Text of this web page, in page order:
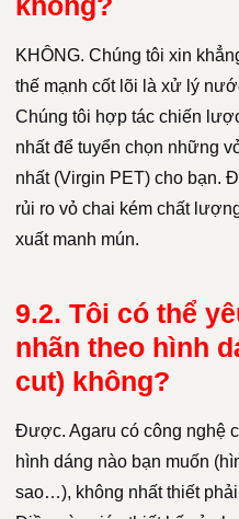
KHÔNG. Chúng tôi xin
thế mạnh cốt lõi là xử lý
Chúng tôi hợp tác chiến
nhất để tuyển chọn những
nhất (Virgin PET) cho bạn.
rủi ro vỏ chai kém chất
xuất manh mún.
9.2. Tôi có thể
nhãn theo hình
cut) không?
Được. Agaru có công nghệ
hình dáng nào bạn muốn
sao…), không nhất thiết